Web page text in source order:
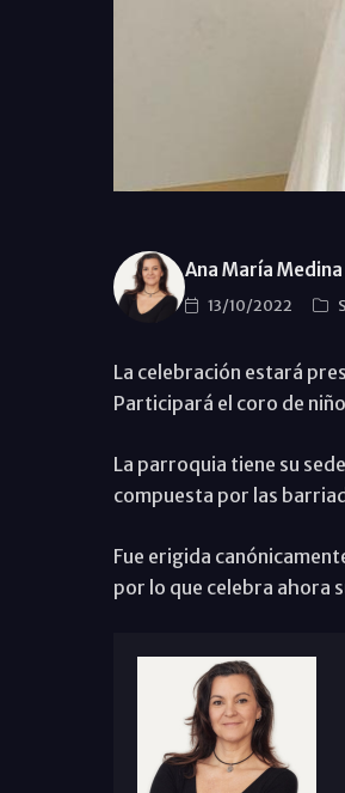
Ana María Medina
13/10/2022
La celebración estará
Participará el coro de
La parroquia tiene su
compuesta por las
Fue erigida
por lo que celebra ahora